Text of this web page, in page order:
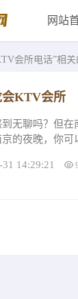
网站
会所电话”相关
会KTV会所
无聊吗？但
的夜晚，你
市的霓虹灯光，
14:29:21